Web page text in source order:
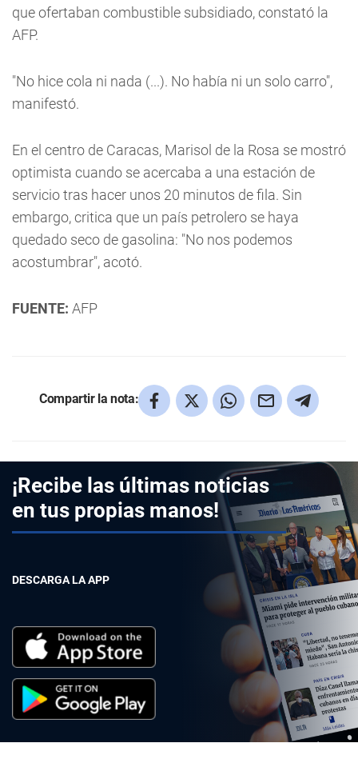
que ofertaban combustible subsidiado, constató la
AFP.
"No hice cola ni nada (...). No había ni un solo carro",
manifestó.
En el centro de Caracas, Marisol de la Rosa se mostró
optimista cuando se acercaba a una estación de
servicio tras hacer unos 20 minutos de fila. Sin
embargo, critica que un país petrolero se haya
quedado seco de gasolina: "No nos podemos
acostumbrar", acotó.
FUENTE: AFP
Compartir la nota:
¡Recibe las últimas noticias
en tus propias manos!
DESCARGA LA APP